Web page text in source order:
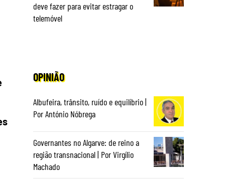
deve fazer para evitar estragar o
telemóvel
OPINIÃO
Albufeira, trânsito, ruído e equilíbrio |
Por António Nóbrega
Governantes no Algarve: de reino a
região transnacional | Por Virgílio
Machado